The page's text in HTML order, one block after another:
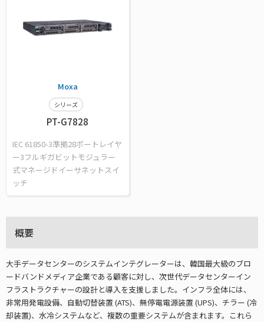
Moxa
シリーズ
PT-G7828
IEC 61850-3準拠28ポートレイヤ
ー3フルギガビットモジュラー
式マネージドイーサネットスイ
ッチ
概要
大手データセンターのシステムインテグレーターは、韓国最大級のブロ
ードバンドメディア企業である顧客に対し、次世代データセンターイン
フラストラクチャーの設計と導入を支援しました。インフラ全体には、
非常用発電設備、自動切替装置 (ATS)、無停電電源装置 (UPS)、チラー (冷
却装置)、水冷システムなど、複数の重要システムが含まれます。これら